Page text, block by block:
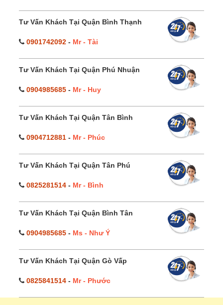
Tư Vấn Khách Tại Quận Bình Thạnh
0901742092 - Mr - Tài
Tư Vấn Khách Tại Quận Phú Nhuận
0904985685 - Mr - Huy
Tư Vấn Khách Tại Quận Tân Bình
0904712881 - Mr - Phúc
Tư Vấn Khách Tại Quận Tân Phú
0825281514 - Mr - Bình
Tư Vấn Khách Tại Quận Bình Tân
0904985685 - Ms - Như Ý
Tư Vấn Khách Tại Quận Gò Vấp
0825841514 - Mr - Phước